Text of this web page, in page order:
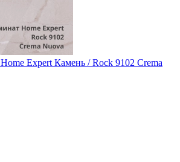
Expert Камень / Rock 9102 Crema